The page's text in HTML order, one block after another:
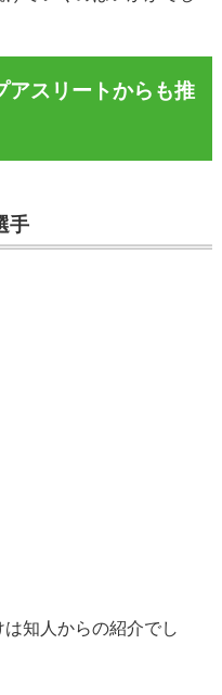
アスリートからも推
手
知人からの紹介でし